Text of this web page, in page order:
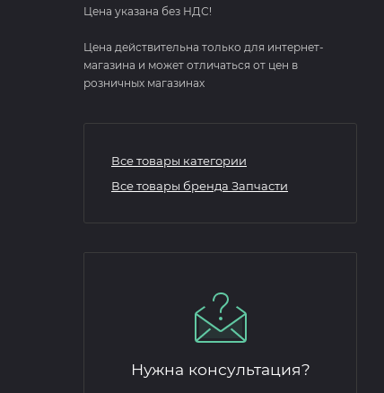
Цена указана без НДС!
Цена действительна только для интернет-
магазина и может отличаться от цен в
розничных магазинах
Все товары категории
Все товары бренда Запчасти
Нужна консультация?